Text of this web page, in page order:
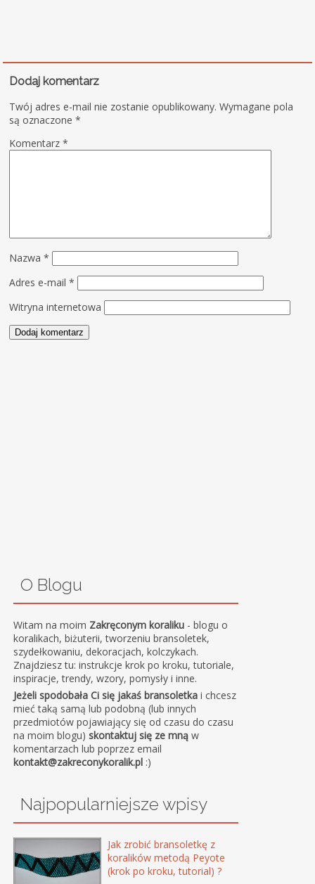
Dodaj komentarz
Twój adres e-mail nie zostanie opublikowany. Wymagane pola
są oznaczone*
Komentarz*
Nazwa*
Adres e-mail*
Witryna internetowa
O Blogu
Witam na moim Zakręconym koraliku - blogu o
koralikach, biżuterii, tworzeniu bransoletek,
szydełkowaniu, dekoracjach, kolczykach.
Znajdziesz tu: instrukcje krok po kroku, tutoriale,
inspiracje, trendy, wzory, pomysły i inne.
Jeżeli spodobała Ci się jakaś bransoletka i chcesz
mieć taką samą lub podobną (lub innych
przedmiotów pojawiający się od czasu do czasu
na moim blogu)skontaktuj się ze mną w
komentarzach lub poprzez email
kontakt@zakreconykoralik.pl :)
Najpopularniejsze wpisy
Jak zrobić bransoletkę z
koralików metodą Peyote
(krok po kroku, tutorial) ?